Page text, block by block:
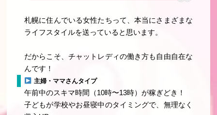
札幌に住んでいる女性たちって、本当にさまざまな
ライフスタイルを送っていると思います。
だからこそ、 チャットレディの働き方も自由自在な
んです！
主婦・ママさんタイプ
午前中のスキマ時間（10時〜13時）が稼ぎどき！
子どもが学校やお昼寝中のタイミングで、無理なく